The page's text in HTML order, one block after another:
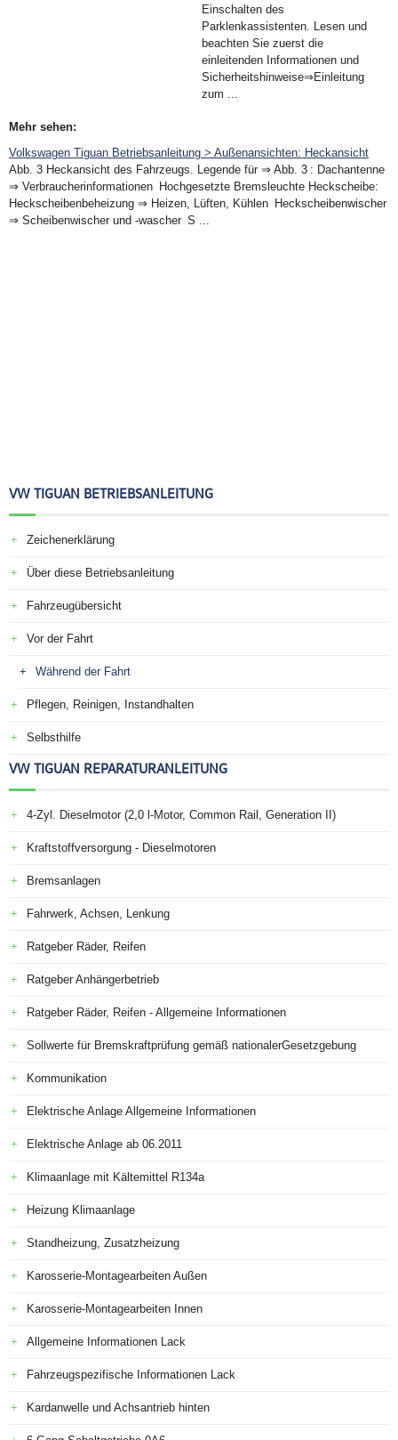
Einschalten des
Parklenkassistenten. Lesen und
beachten Sie zuerst die
einleitenden Informationen und
Sicherheitshinweise⇒Einleitung
zum ...
Mehr sehen:
Volkswagen Tiguan Betriebsanleitung > Außenansichten: Heckansicht
Abb. 3 Heckansicht des Fahrzeugs. Legende für ⇒ Abb. 3 : Dachantenne
⇒ Verbraucherinformationen Hochgesetzte Bremsleuchte Heckscheibe:
Heckscheibenbeheizung ⇒ Heizen, Lüften, Kühlen Heckscheibenwischer
⇒ Scheibenwischer und -wascher S ...
VW TIGUAN BETRIEBSANLEITUNG
Zeichenerklärung
Über diese Betriebsanleitung
Fahrzeugübersicht
Vor der Fahrt
Während der Fahrt
Pflegen, Reinigen, Instandhalten
Selbsthilfe
VW TIGUAN REPARATURANLEITUNG
4-Zyl. Dieselmotor (2,0 l-Motor, Common Rail, Generation II)
Kraftstoffversorgung - Dieselmotoren
Bremsanlagen
Fahrwerk, Achsen, Lenkung
Ratgeber Räder, Reifen
Ratgeber Anhängerbetrieb
Ratgeber Räder, Reifen - Allgemeine Informationen
Sollwerte für Bremskraftprüfung gemäß nationalerGesetzgebung
Kommunikation
Elektrische Anlage Allgemeine Informationen
Elektrische Anlage ab 06.2011
Klimaanlage mit Kältemittel R134a
Heizung Klimaanlage
Standheizung, Zusatzheizung
Karosserie-Montagearbeiten Außen
Karosserie-Montagearbeiten Innen
Allgemeine Informationen Lack
Fahrzeugspezifische Informationen Lack
Kardanwelle und Achsantrieb hinten